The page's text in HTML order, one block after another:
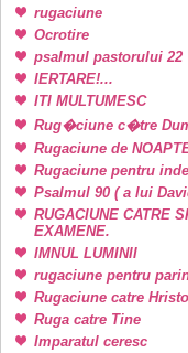
rugaciune
Ocrotire
psalmul pastorului 22
IERTARE!...
ITI MULTUMESC
Rug�ciune c�tre
Rugaciune de
Rugaciune pentru
Psalmul 90 ( a lui
RUGACIUNE CATRE
EXAMENE.
IMNUL LUMINII
rugaciune pentru
Rugaciune catre
Ruga catre Tine
Imparatul ceresc